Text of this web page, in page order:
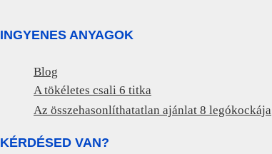
INGYENES ANYAGOK
Blog
A tökéletes csali 6 titka
Az összehasonlíthatatlan ajánlat 8 legókockája
KÉRDÉSED VAN?